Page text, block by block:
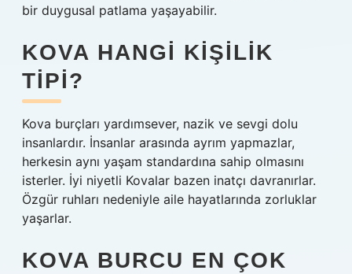
bir duygusal patlama yaşayabilir.
KOVA HANGI KIŞILIK
TIPI?
Kova burçları yardımsever, nazik ve sevgi dolu
insanlardır. İnsanlar arasında ayrım yapmazlar,
herkesin aynı yaşam standardına sahip olmasını
isterler. İyi niyetli Kovalar bazen inatçı davranırlar.
Özgür ruhları nedeniyle aile hayatlarında zorluklar
yaşarlar.
KOVA BURCU EN ÇOK